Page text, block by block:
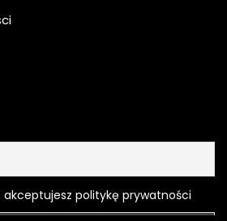
akceptujesz politykę prywatności